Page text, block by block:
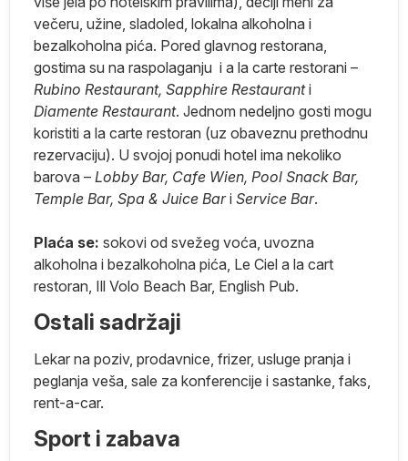
večeru, užine, sladoled, lokalna alkoholna i
bezalkoholna pića. Pored glavnog restorana,
gostima su na raspolaganju i a la carte restorani –
Rubino Restaurant, Sapphire Restauranti
Diamente Restaurant. Jednom nedeljno gosti mogu
koristiti a la carte restoran (uz obaveznu prethodnu
rezervaciju). U svojoj ponudi hotel ima nekoliko
barova – Lobby Bar, Cafe Wien, Pool Snack Bar,
Temple Bar, Spa & Juice Bari Service Bar.
Plaća se: sokovi od svežeg voća, uvozna
alkoholna i bezalkoholna pića, Le Ciel a la cart
restoran, Ill Volo Beach Bar, English Pub.
Ostali sadržaji
Lekar na poziv, prodavnice, frizer, usluge pranja i
peglanja veša, sale za konferencije i sastanke, faks,
rent-a-car.
Sport i zabava